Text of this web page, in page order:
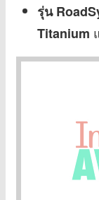
รุ่น
Titanium